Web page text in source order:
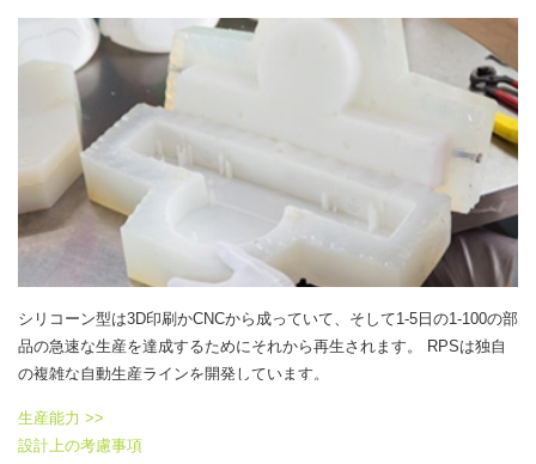
シリコーン型は3D印刷かCNCから成っていて、そして1-5日の1-100の部
品の急速な生産を達成するためにそれから再生されます。 RPSは独自
の複雑な自動生産ラインを開発しています。
生産能力 >>
設計上の考慮事項